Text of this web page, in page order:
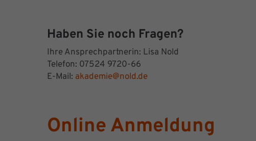
Haben Sie noch Fragen?
Ihre Ansprechpartnerin: Lisa Nold
Telefon: 07524 9720-66
E-Mail: akademie@nold.de
Online Anmeldung